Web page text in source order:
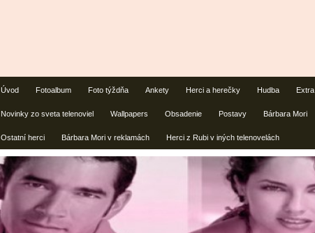
Úvod Fotoalbum Foto týždňa Ankety Herci a herečky Hudba Extra
Novinky zo sveta telenoviel Wallpapers Obsadenie Postavy Bárbara Mori
Ostatní herci Bárbara Mori v reklamách Herci z Rubi v iných telenovelách